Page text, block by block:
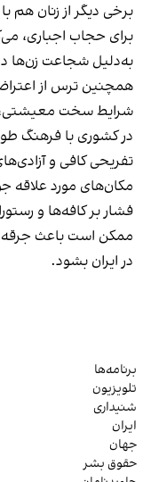
برخی دیگر از زنان هم
برای حجاب اجباری،
به‌دلیل شجاعت زن‌ها
همچنین ترس از
شرایط سخت
در کشوری با فرهنگ
تفریحی کافی و
مکان‌های مورد علاقه
فشار بر کافه‌ها و
ممکن است باعث جرقه
در ایران بشود.
برنامه‌ها
تلویزیون
شنیداری
ایران
جهان
حقوق بشر